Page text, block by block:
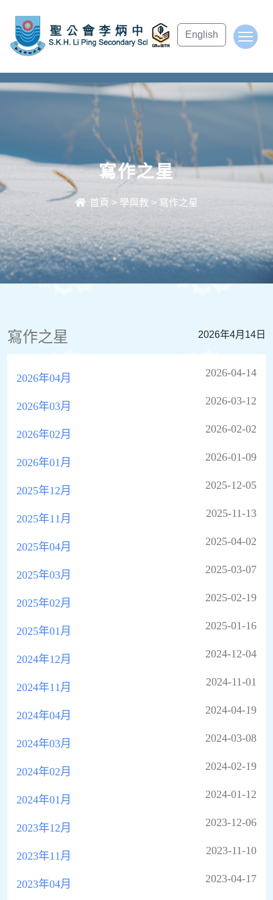
English
寫作之星
首頁 > 學與教 > 寫作之星
寫作之星 2026年4月14日
2026年04月 2026-04-14
2026年03月 2026-03-12
2026年02月 2026-02-02
2026年01月 2026-01-09
2025年12月 2025-12-05
2025年11月 2025-11-13
2025年04月 2025-04-02
2025年03月 2025-03-07
2025年02月 2025-02-19
2025年01月 2025-01-16
2024年12月 2024-12-04
2024年11月 2024-11-01
2024年04月 2024-04-19
2024年03月 2024-03-08
2024年02月 2024-02-19
2024年01月 2024-01-12
2023年12月 2023-12-06
2023年11月 2023-11-10
2023年04月 2023-04-17